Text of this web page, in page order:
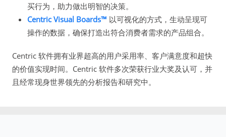
买行为，助力做出明智的决策。
Centric Visual Boards™ 以可视化的方式，生动呈现可
操作的数据，确保打造出符合消费者需求的产品组合。
Centric 软件拥有业界超高的用户采用率、客户满意度和超快
的价值实现时间。Centric 软件多次荣获行业大奖及认可，并
且经常现身世界领先的分析报告和研究中。